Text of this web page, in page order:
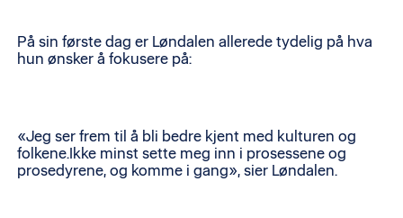
På sin første dag er Løndalen allerede tydelig på hva
hun ønsker å fokusere på:
«Jeg ser frem til å bli bedre kjent med kulturen og
folkene.Ikke minst sette meg inn i prosessene og
prosedyrene, og komme i gang», sier Løndalen.